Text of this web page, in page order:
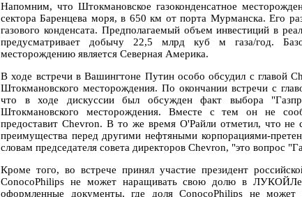
Напомним, что Штокмановское газоконденсатное
сектора Баренцева моря, в 650 км от порта Мурманска. Его
газового конденсата. Предполагаемый объем инвестиций в
предусматривает добычу 22,5 млрд куб м газа/год.
месторождению является Северная Америка.
В ходе встречи в Вашингтоне Путин особо обсудил с главой
Штокмановского месторождения. По окончании встречи с
что в ходе дискуссии был обсужден факт выбора
Штокмановского месторождения. Вместе с тем он не
предоставит Chevron. В то же время О'Райли отметил, что не
преимущества перед другими нефтяными корпорациями-
словам председателя совета директоров Chevron, "это вопрос
Кроме того, во встрече принял участие президент
ConocoPhilips не может наращивать свою долю в
оформленные документы, где доля ConocoPhilips не